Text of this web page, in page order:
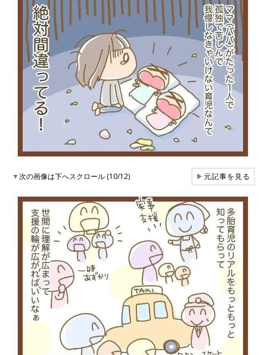
▼次の画像は下へスクロール (10/12) ▶元記事を見る